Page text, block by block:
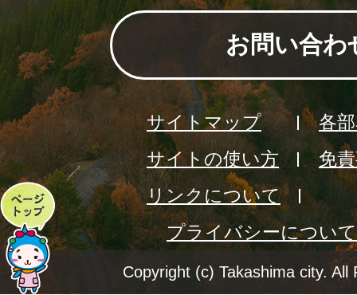
ペ
ー
ジ
お問い合わ
サイトマップ
各
サイトの使い方
免
リンクについて
プライバシーについて
Copyright (c) Takashima city. All